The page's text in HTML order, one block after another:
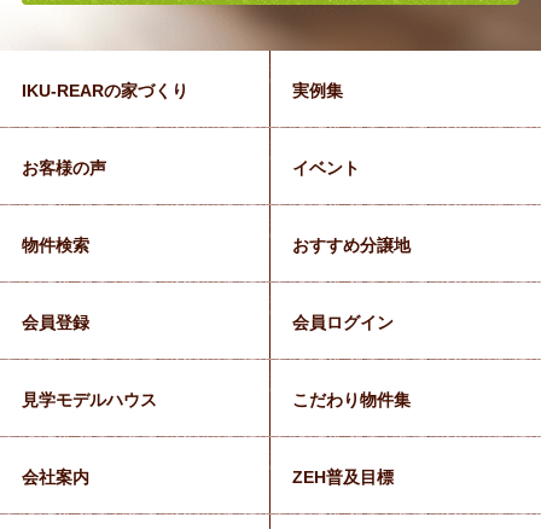
IKU-REARの家づくり 実例集
お客様の声 イベント
物件検索 おすすめ分譲地
会員登録 会員ログイン
見学モデルハウス こだわり物件集
会社案内 ZEH普及目標